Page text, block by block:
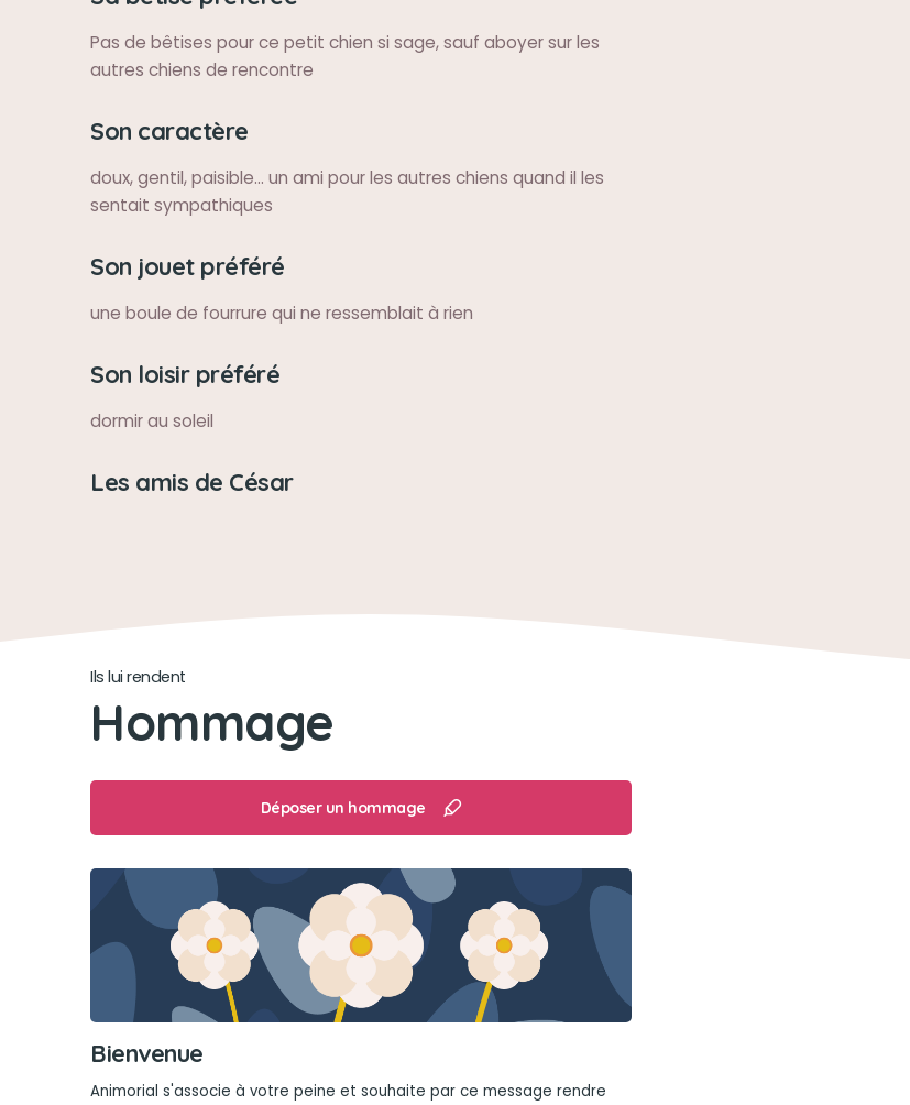
Pas de bêtises pour ce petit chien si sage, sauf aboyer sur les
autres chiens de rencontre
Son caractère
doux, gentil, paisible... un ami pour les autres chiens quand il les
sentait sympathiques
Son jouet préféré
une boule de fourrure qui ne ressemblait à rien
Son loisir préféré
dormir au soleil
Les amis de César
Ils lui rendent
Hommage
Déposer un hommage
Bienvenue
Animorial s'associe à votre peine et souhaite par ce message rendre